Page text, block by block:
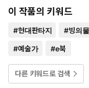
이 작품의 키워드
#현대판타지 #빙의물
#예술가 #e북
다른 키워드로 검색